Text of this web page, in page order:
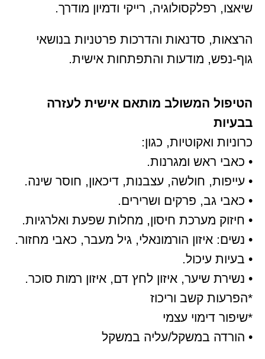
שיאצו, רפלקסולוגיה, רייקי ודמיון מודרך.
הרצאות, סדנאות והדרכות פרטניות בנושאי
גוף-נפש, מודעות והתפתחות אישית.
הטיפול המשולב מותאם אישית לעזרה
בבעיות
כרוניות ואקוטיות, כגון:
• כאבי ראש ומגרנות.
• עייפות, חולשה, עצבנות, דיכאון, חוסר שינה.
• כאבי גב, פרקים ושרירים.
• חיזוק מערכת חיסון, מחלות שפעת ואלרגיות.
• נשים: איזון הורמונאלי, גיל מעבר, כאבי מחזור.
• בעיות עיכול.
• נשירת שיער, איזון לחץ דם, איזון רמות סוכר.
*הפרעות קשב וריכוז
*שיפור דימוי עצמי
• הורדה במשקל/עליה במשקל